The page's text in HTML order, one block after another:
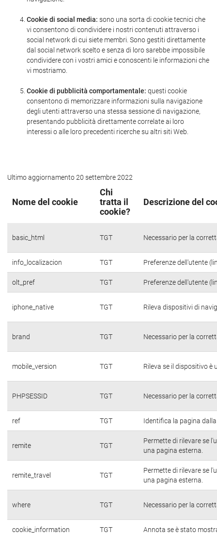
Cookie di social media: sono una sorta di cookie tecnici che
vi consentono di condividere i nostri contenuti attraverso i
social network di cui siete membri. Sono gestiti direttamente
dal social network scelto e senza di loro sarebbe impossibile
condividere con i vostri amici e conoscenti le informazioni che
vi mostriamo.
Cookie di pubblicità comportamentale: questi cookie
consentono di memorizzare informazioni sulla navigazione
degli utenti attraverso una stessa sessione di navigazione,
presentando pubblicità direttamente correlate ai loro
interessi o alle loro precedenti ricerche su altri siti Web.
Ultimo aggiornamento 20 settembre 2022
Nome del cookie
Chi
tratta il
cookie?
Descrizione del
basic_html TGT Necessario per la
info_localizacion TGT Preferenze dell'utente
olt_pref TGT Preferenze dell'utente
iphone_native TGT Rileva dispositivi di
brand TGT Necessario per la
mobile_version TGT Rileva se il dispositivo è
PHPSESSID TGT Necessario per la
ref TGT Identifica la pagina
remite TGT
Permette di rilevare se
una pagina esterna.
remite_travel TGT
Permette di rilevare se
una pagina esterna.
where TGT Necessario per la
cookie_information TGT Annota se è stato